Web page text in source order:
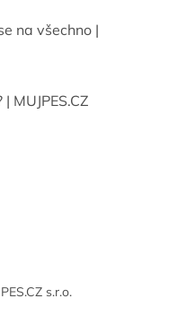
na všechno |
MUJPES.CZ
s.r.o.